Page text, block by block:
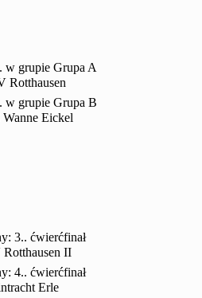
w grupie Grupa A
Rotthausen
w grupie Grupa B
Eickel
3.. ćwierćfinał
Rotthausen II
4.. ćwierćfinał
Erle